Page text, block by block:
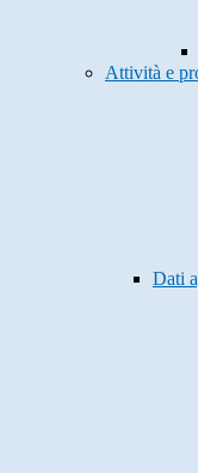
Attività e
Dati